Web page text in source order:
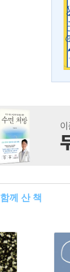
함께 산 책